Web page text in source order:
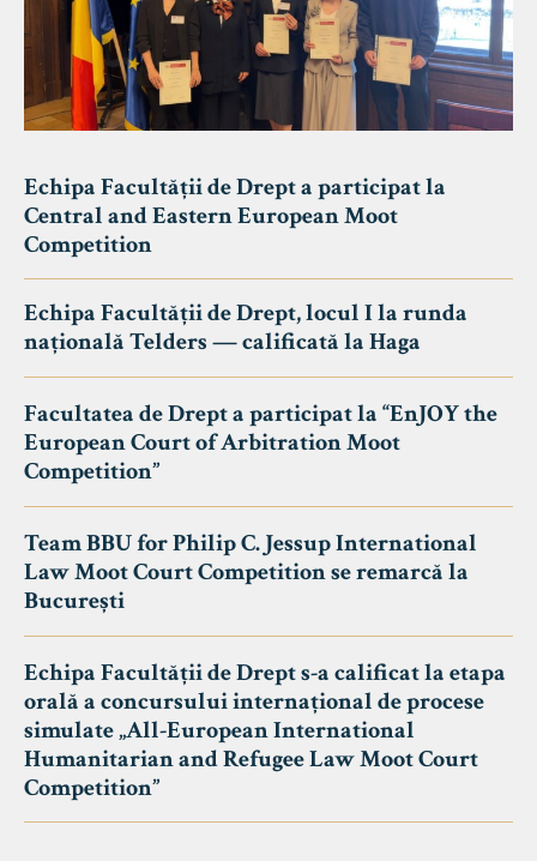
Echipa Facultății de Drept a participat la
Central and Eastern European Moot
Competition
Echipa Facultății de Drept, locul I la runda
națională Telders — calificată la Haga
Facultatea de Drept a participat la “EnJOY the
European Court of Arbitration Moot
Competition”
Team BBU for Philip C. Jessup International
Law Moot Court Competition se remarcă la
București
Echipa Facultății de Drept s-a calificat la etapa
orală a concursului internațional de procese
simulate „All-European International
Humanitarian and Refugee Law Moot Court
Competition”